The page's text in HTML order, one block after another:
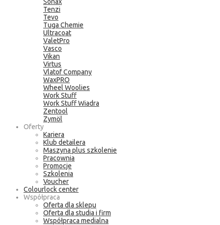
Tenzi
Tevo
Tuga Chemie
Ultracoat
ValetPro
Vasco
Vikan
Virtus
Vlatof Company
WaxPRO
Wheel Woolies
Work Stuff
Work Stuff Wiadra
Zentool
Zymöl
Oferty
Kariera
Klub detailera
Maszyna plus szkolenie
Pracownia
Promocje
Szkolenia
Voucher
Colourlock center
Współpraca
Oferta dla sklepu
Oferta dla studia i firm
Współpraca medialna